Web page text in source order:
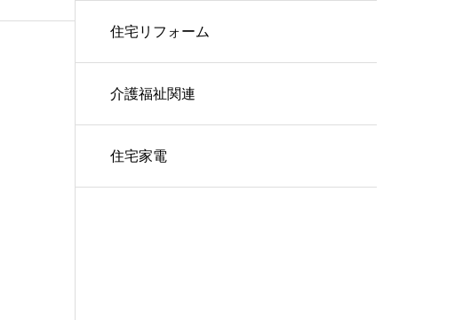
住宅リフォーム
介護福祉関連
住宅家電